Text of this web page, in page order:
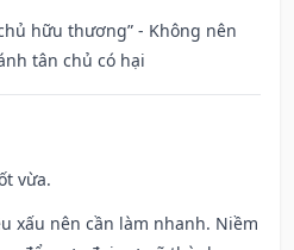
hữu thương” - Không nên
tân chủ có hại
vừa.
xấu nên cần làm nhanh. Niềm